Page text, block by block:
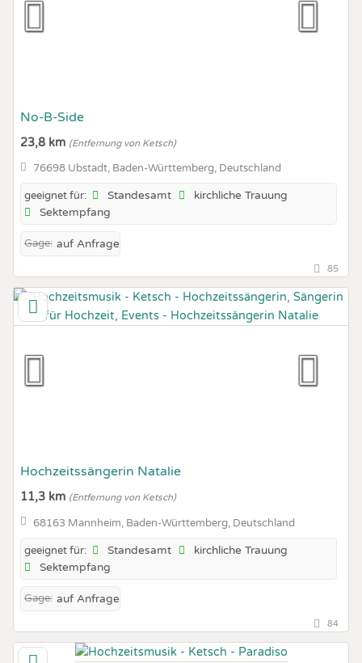
No-B-Side
23,8 km (Entfernung von Ketsch)
76698 Ubstadt, Baden-Württemberg, Deutschland
geeignet für: Standesamt
kirchliche Trauung
Sektempfang
Gage: auf Anfrage
85
Hochzeitssängerin Natalie
11,3 km (Entfernung von Ketsch)
68163 Mannheim, Baden-Württemberg, Deutschland
geeignet für: Standesamt
kirchliche Trauung
Sektempfang
Gage: auf Anfrage
84